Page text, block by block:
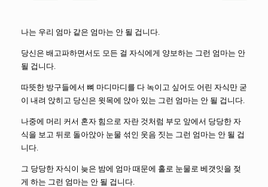
나는 우리 엄마 같은 엄마는 안 될 겁니다.
당신은 배고파하면서도 모든 걸 자식에게 양보하는 그런 엄마는 안
될 겁니다.
따뜻한 방구들에서 뼈 마디마디를 다 녹이고 싶어도 어린 자식만 굳
이 내려 앉히고 당신은 윗목에 앉아 있는 그런 엄마는 안 될 겁니다.
나중에 머리 커서 혼자 힘으로 자란 것처럼 부모 앞에서 당당한 자
식을 보고 뒤로 돌아앉아 눈물 섞인 웃음 짓는 그런 엄마는 안 될 겁
니다.
그 당당한 자식이 늦은 밤에 엄마 때문에 홀로 눈물로 베갯잇을 젖
게 하는 그런 엄마는 안 될 겁니다.